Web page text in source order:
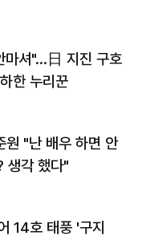
마셔"…日 지진 구호
한 누리꾼
원 "난 배우 하면 안
생각 했다"
14호 태풍 '구지